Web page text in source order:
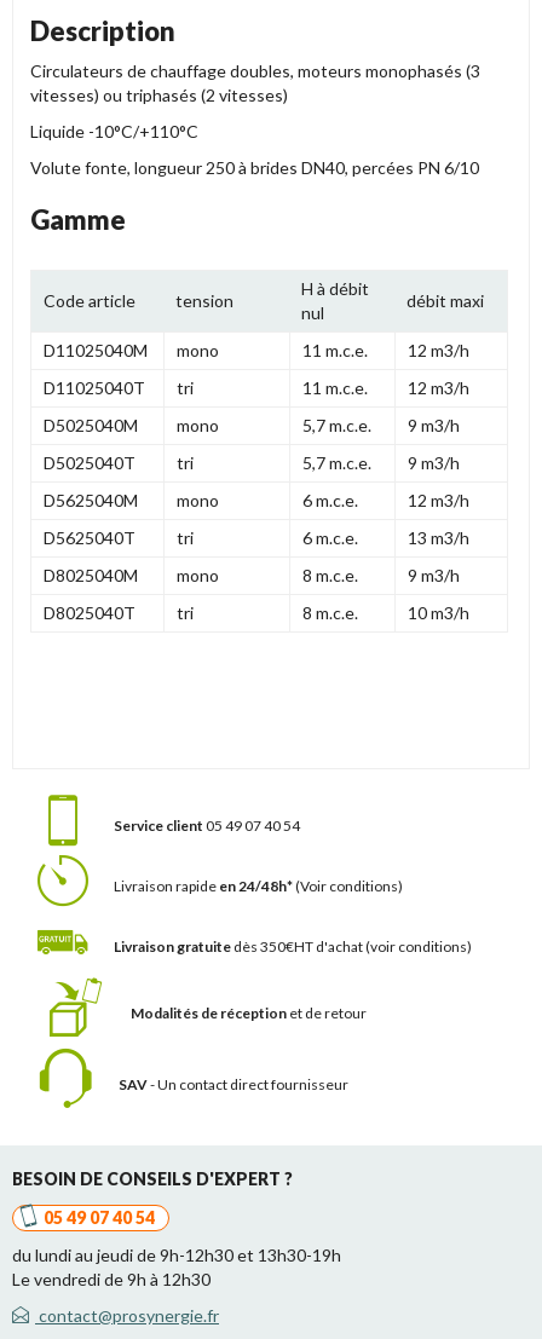
Description
Circulateurs de chauffage doubles, moteurs monophasés (3
vitesses) ou triphasés (2 vitesses)
Liquide -10°C/+110°C
Volute fonte, longueur 250 à brides DN40, percées PN 6/10
Gamme
Code article tension
H à débit
nul
débit maxi
D11025040M mono 11 m.c.e.
12 m3/h
D11025040T
tri 11 m.c.e.
12 m3/h
D5025040M
mono 5,7 m.c.e.
9 m3/h
D5025040T
tri 5,7 m.c.e.
9 m3/h
D5625040M
mono 6 m.c.e.
12 m3/h
D5625040T
tri 6 m.c.e.
13 m3/h
D8025040M
mono 8 m.c.e.
9 m3/h
D8025040T
tri 8 m.c.e. 10 m3/h
Service client 05 49 07 40 54
Livraison rapide en 24/48h*(Voir conditions)
Livraison gratuite dès 350€HT d'achat(voir conditions)
Modalités de réception et de retour
SAV- Un contact direct fournisseur
BESOIN DE CONSEILS D'EXPERT ?
05 49 07 40 54
du lundi au jeudi de 9h-12h30 et 13h30-19h
Le vendredi de 9h à 12h30
contact@prosynergie.fr